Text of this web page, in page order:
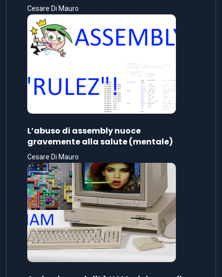
Cesare Di Mauro
L’abuso di assembly nuoce
gravemente alla salute (mentale)
Cesare Di Mauro